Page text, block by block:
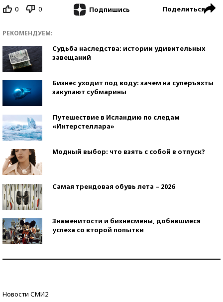
0 0 Подпишись Поделиться
РЕКОМЕНДУЕМ:
Судьба наследства: истории удивительных
завещаний
Бизнес уходит под воду: зачем на суперъяхты
закупают субмарины
Путешествие в Исландию по следам
«Интерстеллара»
Модный выбор: что взять с собой в отпуск?
Самая трендовая обувь лета – 2026
Знаменитости и бизнесмены, добившиеся
успеха со второй попытки
Новости СМИ2